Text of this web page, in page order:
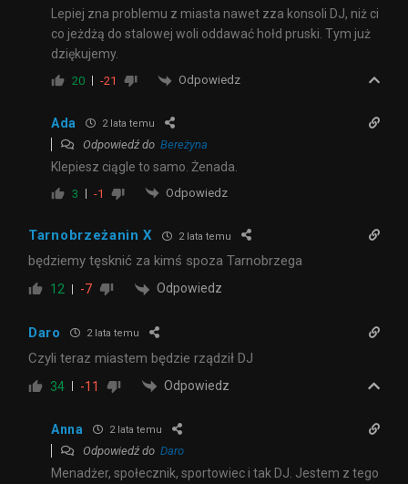
Lepiej zna problemu z miasta nawet zza konsoli DJ, niż ci
co jeżdżą do stalowej woli oddawać hołd pruski. Tym już
dziękujemy.
20 -21 Odpowiedz
Ada 2 lata temu
Odpowiedź do Bereżyna
Klepiesz ciągle to samo. Żenada.
3 -1 Odpowiedz
Tarnobrzeżanin X 2 lata temu
będziemy tęsknić za kimś spoza Tarnobrzega
12 -7 Odpowiedz
Daro 2 lata temu
Czyli teraz miastem będzie rządził DJ
34 -11 Odpowiedz
Anna 2 lata temu
Odpowiedź do Daro
Menadżer, społecznik, sportowiec i tak DJ. Jestem z tego